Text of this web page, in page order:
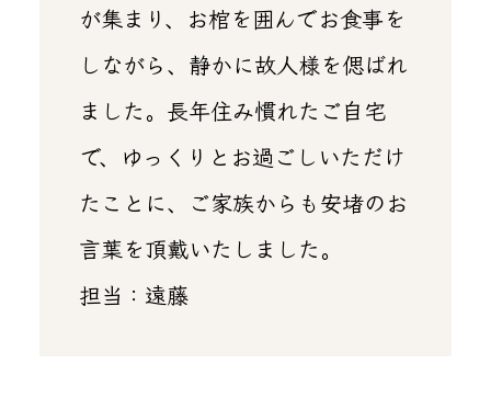
が集まり、お棺を囲んでお食事を
しながら、静かに故人様を偲ばれ
ました。長年住み慣れたご自宅
で、ゆっくりとお過ごしいただけ
たことに、ご家族からも安堵のお
言葉を頂戴いたしました。
担当：遠藤